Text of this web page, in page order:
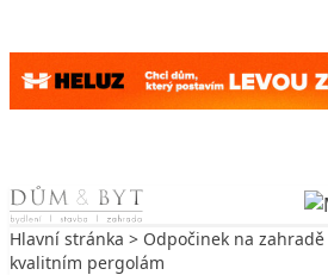
Skip to content
Hlavní stránka > Odpočinek na zahradě
kvalitním pergolám